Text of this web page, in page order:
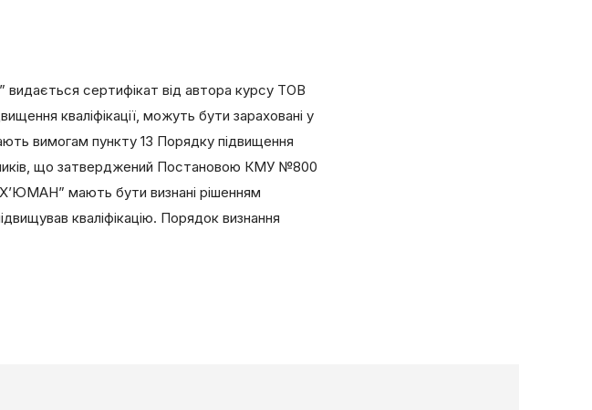
видається сертифікат від автора курсу ТОВ
кваліфікації, можуть бути зараховані у
вимогам пункту 13 Порядку підвищення
що затверджений Постановою КМУ №800
мають бути визнані рішенням
кваліфікацію. Порядок визнання